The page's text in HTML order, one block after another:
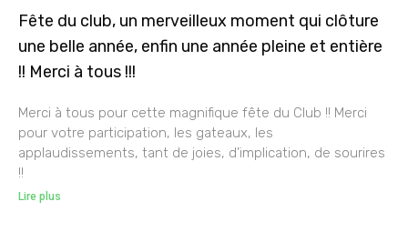
Fête du club, un merveilleux moment qui clôture
une belle année, enfin une année pleine et entière
!! Merci à tous !!!
Merci à tous pour cette magnifique fête du Club !! Merci
pour votre participation, les gateaux, les
applaudissements, tant de joies, d’implication, de sourires
!!
Lire plus